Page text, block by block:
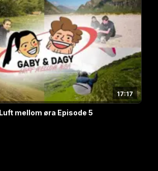
17:17
mellom øra Episode 5